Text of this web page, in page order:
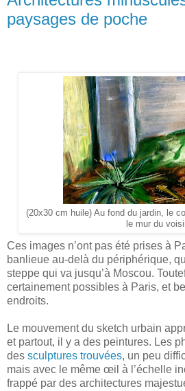
paysages de poche
(20x30 cm huile) Au fond du jardin, le
le mur du
Ces images n’ont pas été prises à
banlieue au-delà du périphérique,
steppe qui va jusqu’à Moscou.
certainement possibles à Paris, et
endroits.
Le mouvement du sketch urbain
et partout, il y a des peintures. Les
des sculptures trouvées, un peu
mais avec le même œil à l’échelle
frappé par des architectures